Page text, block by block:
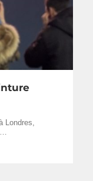
Londres,
…